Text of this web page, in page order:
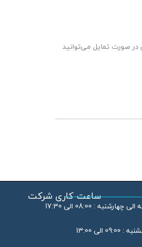
در صورت تمایل می‌توانید
ساعت کاری شرکت
چهارشنبه : 08:00 الی 17:30
الی 13:00